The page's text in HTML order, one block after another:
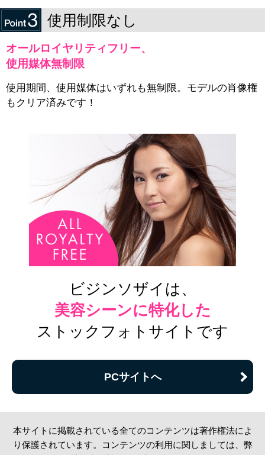
使用制限なし
オールロイヤリティフリー、
使用媒体無制限
使用期間、使用媒体はいずれも無制限。モデルの肖像権
もクリア済みです！
ビジンソザイは、
美容シーンに特化した
ストックフォトサイトです
PCサイトへ
本サイトに掲載されている全てのコンテンツは著作権法によ
り保護されています。コンテンツの利用に関しましては、弊